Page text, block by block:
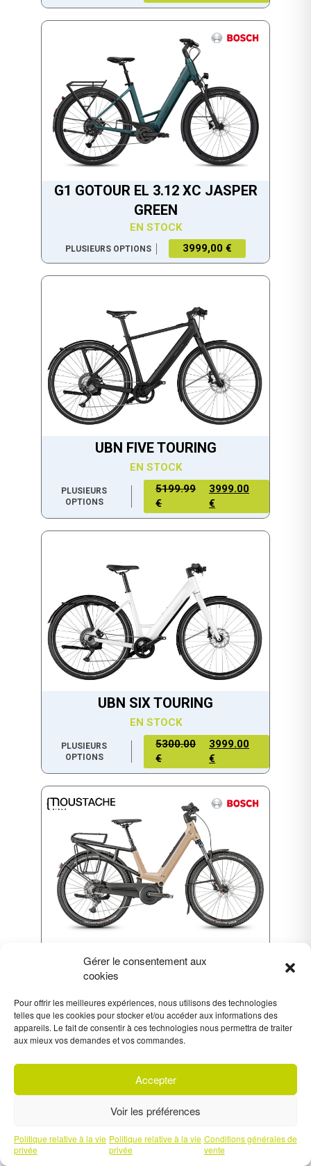
Gérer le consentement aux
cookies
Pour offrir les meilleures expériences, nous utilisons des technologies
telles que les cookies pour stocker et/ou accéder aux informations des
appareils. Le fait de consentir à ces technologies nous permettra de traiter
aux mieux vos demandes et vos commandes.
Accepter
Voir les préférences
Politique relative à la vie
privée
Politique relative à la vie
privée
Conditions générales de
vente
G1 GOTOUR EL 3.12 XC JASPER
GREEN
EN STOCK
PLUSIEURS OPTIONS 3999,00 €
UBN FIVE TOURING
EN STOCK
PLUSIEURS
OPTIONS
5199.99
€
3999.00
€
UBN SIX TOURING
EN STOCK
PLUSIEURS
OPTIONS
5300.00
€
3999.00
€
J. ALL DUNE CUES PBS
PLUSIEURS OPTIONS 4599,00 €